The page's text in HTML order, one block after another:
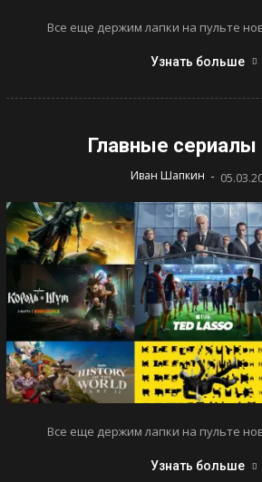
Все еще держим лапки на пульте
Узнать больше
Главные сериалы
Иван Шапкин -
Все еще держим лапки на пульте
Узнать больше